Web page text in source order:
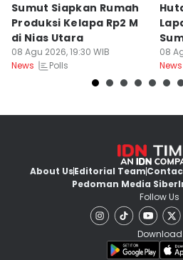
Sumut Siapkan Rumah
Produksi Kelapa Rp2 M
di Nias Utara
08 Agu 2026, 19:30 WIB
News
Polls
08
News
About UsEditorial Team
Pedoman Media Siber
Follow Us
Download